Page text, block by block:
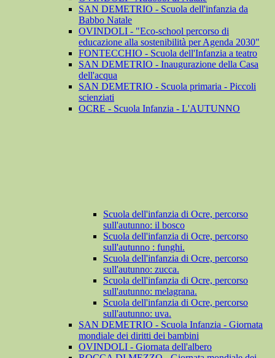
SAN DEMETRIO - Scuola dell'infanzia da
Babbo Natale
OVINDOLI - "Eco-school percorso di
educazione alla sostenibilità per Agenda 2030"
FONTECCHIO - Scuola dell'Infanzia a teatro
SAN DEMETRIO - Inaugurazione della Casa
dell'acqua
SAN DEMETRIO - Scuola primaria - Piccoli
scienziati
OCRE - Scuola Infanzia - L'AUTUNNO
Scuola dell'infanzia di Ocre, percorso
sull'autunno: il bosco
Scuola dell'infanzia di Ocre, percorso
sull'autunno : funghi.
Scuola dell'infanzia di Ocre, percorso
sull'autunno: zucca.
Scuola dell'infanzia di Ocre, percorso
sull'autunno: melagrana.
Scuola dell'infanzia di Ocre, percorso
sull'autunno: uva.
SAN DEMETRIO - Scuola Infanzia - Giornata
mondiale dei diritti dei bambini
OVINDOLI - Giornata dell'albero